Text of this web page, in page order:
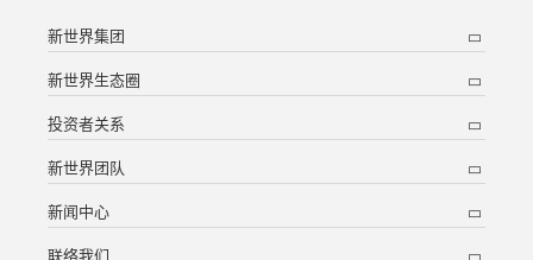
新世界集团
新世界生态圈
投资者关系
新世界团队
新闻中心
联络我们